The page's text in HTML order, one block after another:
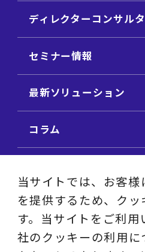
ディレクターコンサル
セミナー情報
最新ソリューション
コラム
ビジネステーマ解説集
動画ライブラリ
当サイトでは、お客
を提供するため、ク
す。当サイトをご利
社のクッキーの利用